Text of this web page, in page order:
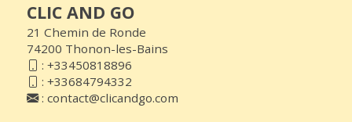
CLIC AND GO
21 Chemin de Ronde
74200 Thonon-les-Bains
: +33450818896
: +33684794332
: contact@clicandgo.com